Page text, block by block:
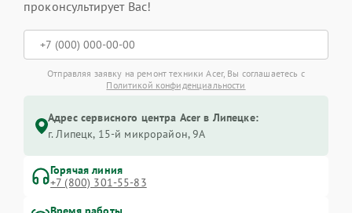
проконсультирует Вас!
Отправляя заявку на ремонт техники Acer, Вы соглашаетесь с
Политикой конфиденциальности
Адрес сервисного центра Acer в Липецке:
г. Липецк, 15-й микрорайон, 9А
Горячая линия
+7 (800) 301-55-83